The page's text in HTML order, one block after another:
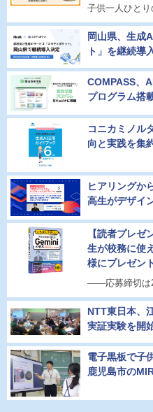
子供一人ひとり
岡山県、生成
ト」を継続導
COMPASS、
プログラム搭
コニカミノル
向と実践を集
ヒアリングか
高生がデザイ
【読者プレゼ
生が校務に使
様にプレゼン
――応募締切は
NTT東日本、
実証実験を開
電子黒板で子
鹿児島市の